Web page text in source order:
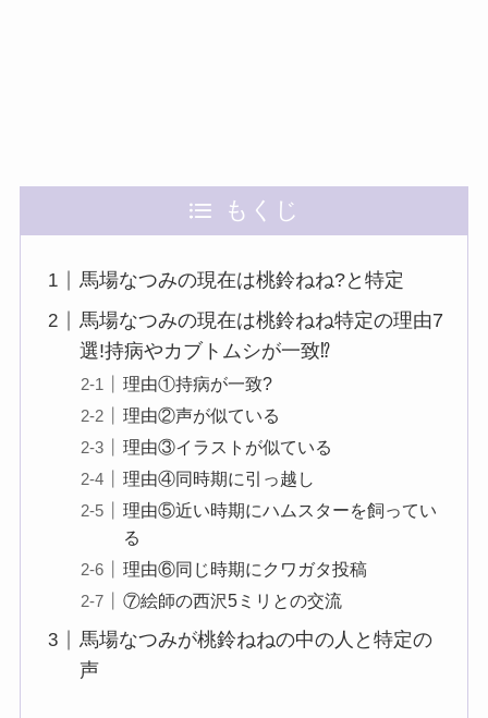
もくじ
馬場なつみの現在は桃鈴ねね?と特定
馬場なつみの現在は桃鈴ねね特定の理由7
選!持病やカブトムシが一致⁉︎
理由①持病が一致?
理由②声が似ている
理由③イラストが似ている
理由④同時期に引っ越し
理由⑤近い時期にハムスターを飼ってい
る
理由⑥同じ時期にクワガタ投稿
⑦絵師の西沢5ミリとの交流
馬場なつみが桃鈴ねねの中の人と特定の
声